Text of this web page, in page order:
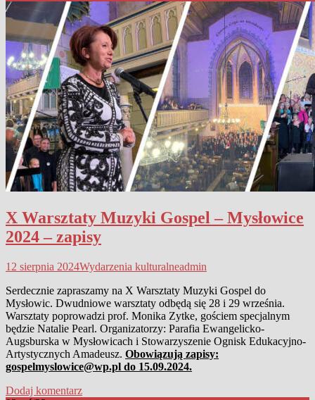
X Warsztaty Muzyki Gospel – Mysłowice
2024 – zapisy
12 sierpnia 2024Wydarzenia kulturalneadmin
Serdecznie zapraszamy na X Warsztaty Muzyki Gospel do
Mysłowic. Dwudniowe warsztaty odbędą się 28 i 29 września.
Warsztaty poprowadzi prof. Monika Zytke, gościem specjalnym
będzie Natalie Pearl. Organizatorzy: Parafia Ewangelicko-
Augsburska w Mysłowicach i Stowarzyszenie Ognisk Edukacyjno-
Artystycznych Amadeusz. Obowiązują zapisy:
gospelmyslowice@wp.pl do 15.09.2024.
Dodaj komentarz